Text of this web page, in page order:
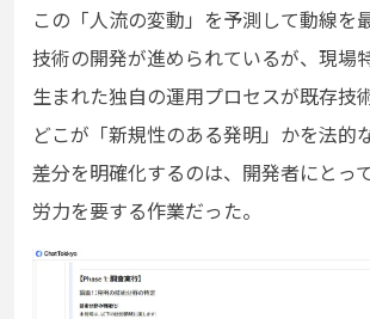
この「人流の変動」を予測して動線を
技術の開発が進められているが、現場
生まれた独自の運用プロセスが既存技
どこが「新規性のある発明」かを法的
差分を明確化するのは、開発者にとっ
労力を要する作業だった。